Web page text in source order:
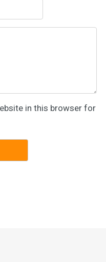
in this browser for